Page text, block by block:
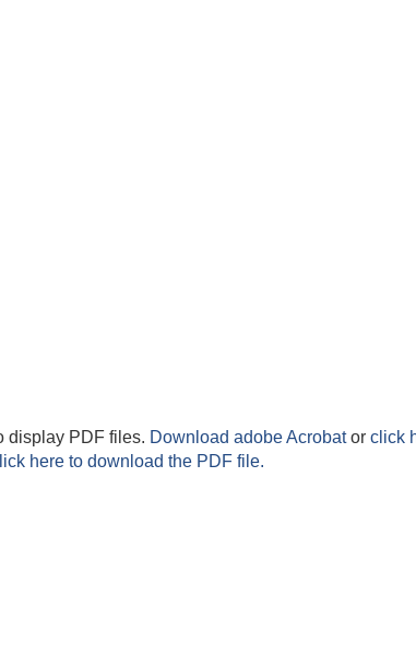
display PDF files. Download adobe Acrobator click
here to download the PDF file.